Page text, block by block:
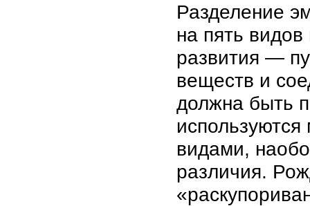
Разделение
на пять
развития —
веществ и
должна быть
видами,
различия.